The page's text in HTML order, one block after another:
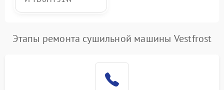
Этапы ремонта сушильной машины Vestfrost